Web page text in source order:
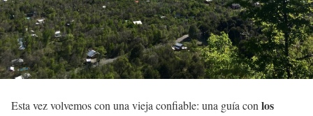
Esta vez volvemos con una vieja confiable: una guía conlos